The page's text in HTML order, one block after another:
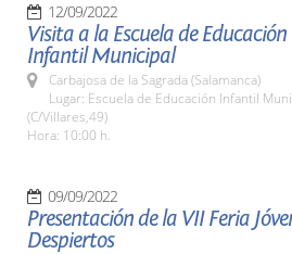
12/09/2022
Visita a la Escuela de Educación
Infantil Municipal
Carbajosa de la Sagrada (Salamanca)
Lugar: Escuela de Educación Infantil
(C/Villares,49)
Hora: 10:00 h.
09/09/2022
Presentación de la VII Feria
Despiertos